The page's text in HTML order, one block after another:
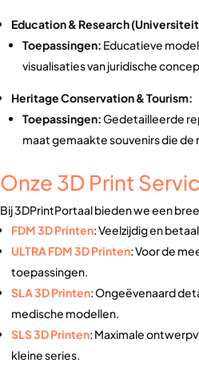
Education & Research
Toepassingen: Educatieve
visualisaties van juridische
Heritage Conservation & Tourism:
Toepassingen:Gedetailleerde
maat gemaakte souvenirs die de
Onze 3D Print
Bij 3DPrintPortaal bieden we een
FDM 3D Printen: Veelzijdig en
ULTRA FDM 3D Printen: Voor de
toepassingen.
SLA 3D Printen: Ongeëvenaard
medische modellen.
SLS 3D Printen: Maximale
kleine series.